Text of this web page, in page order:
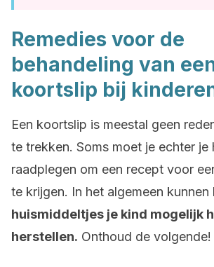
Remedies voor de
behandeling van
koortslip bij
Een koortslip is meestal geen
te trekken. Soms moet je echter je
raadplegen om een recept voor
te krijgen. In het algemeen kunnen
huismiddeltjes je kind mogelijk
herstellen. Onthoud de volgende!